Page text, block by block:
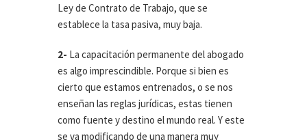
Ley de Contrato de Trabajo, que se
establece la tasa pasiva, muy baja.
2- La capacitación permanente del abogado
es algo imprescindible. Porque si bien es
cierto que estamos entrenados, o se nos
enseñan las reglas jurídicas, estas tienen
como fuente y destino el mundo real. Y este
se va modificando de una manera muy